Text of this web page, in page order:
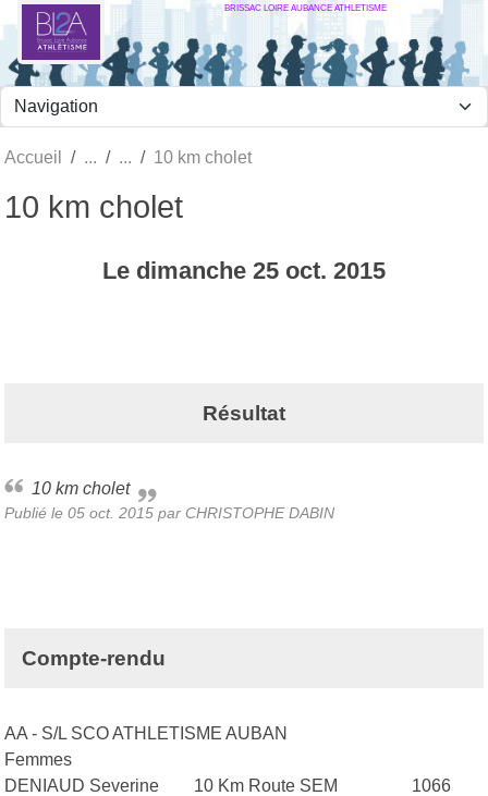
BRISSAC LOIRE AUBANCE ATHLETISME
Accueil 10 km cholet
10 km cholet
Le dimanche 25 oct. 2015
Résultat
10 km cholet
Publié le 05 oct. 2015 par CHRISTOPHE DABIN
Compte-rendu
AA - S/L SCO ATHLETISME AUBAN
Femmes
DENIAUD Severine 10 Km Route SEM 1066
Panneau de gestion des cookies